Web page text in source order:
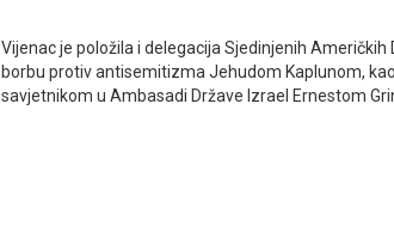
Vijenac je položila i delegacija Sjedinjenih
borbu protiv antisemitizma Јehudom Kaplunom,
savjetnikom u Ambasadi Države Izrael Ernestom